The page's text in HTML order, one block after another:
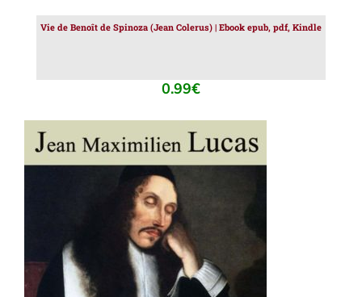
Vie de Benoît de Spinoza (Jean Colerus) | Ebook epub, pdf, Kindle
0.99€
AJOUTER AU PANIER / DÉTAILS